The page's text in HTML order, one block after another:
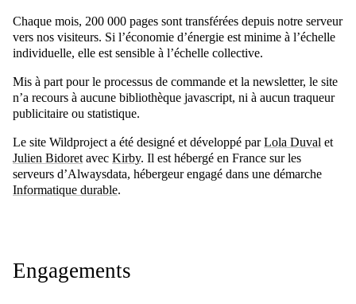
Chaque mois, 200 000 pages sont transférées depuis notre serveur
vers nos visiteurs. Si l’économie d’énergie est minime à l’échelle
individuelle, elle est sensible à l’échelle collective.
Mis à part pour le processus de commande et la newsletter, le site
n’a recours à aucune bibliothèque javascript, ni à aucun traqueur
publicitaire ou statistique.
Le site Wildproject a été designé et développé parLola Duval et
Julien Bidoret avec Kirby. Il est hébergé en France sur les
serveurs d’Alwaysdata, hébergeur engagé dans une démarche
Informatique durable.
Engagements